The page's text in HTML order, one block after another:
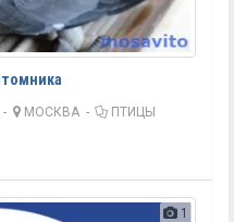
- МОСКВА - ПТИЦЫ
1